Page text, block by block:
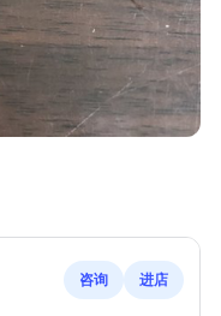
咨询 进店